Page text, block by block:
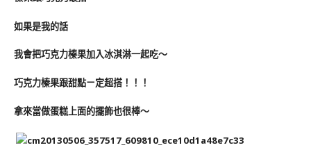
如果是我的話
我會把巧克力榛果加入冰淇淋一起吃～
巧克力榛果跟甜點ㄧ定超搭！！！
拿來當做蛋糕上面的擺飾也很棒～